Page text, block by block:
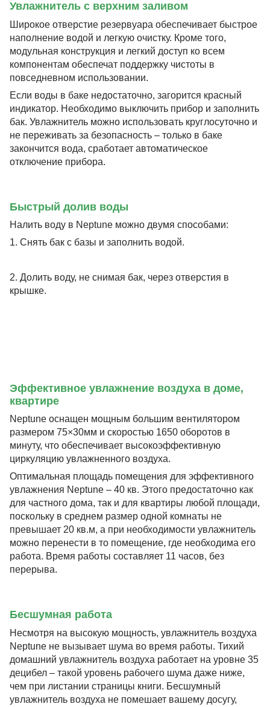
Увлажнитель с верхним заливом
Широкое отверстие резервуара обеспечивает быстрое
наполнение водой и легкую очистку. Кроме того,
модульная конструкция и легкий доступ ко всем
компонентам обеспечат поддержку чистоты в
повседневном использовании.
Если воды в баке недостаточно, загорится красный
индикатор. Необходимо выключить прибор и заполнить
бак. Увлажнитель можно использовать круглосуточно и
не переживать за безопасность – только в баке
закончится вода, сработает автоматическое
отключение прибора.
Быстрый долив воды
Налить воду в Neptune можно двумя способами:
1. Снять бак с базы и заполнить водой.
2. Долить воду, не снимая бак, через отверстия в
крышке.
Эффективное увлажнение воздуха в доме,
квартире
Neptune оснащен мощным большим вентилятором
размером 75×30мм и скоростью 1650 оборотов в
минуту, что обеспечивает высокоэффективную
циркуляцию увлажненного воздуха.
Оптимальная площадь помещения для эффективного
увлажнения Neptune – 40 кв. Этого предостаточно как
для частного дома, так и для квартиры любой площади,
поскольку в среднем размер одной комнаты не
превышает 20 кв.м, а при необходимости увлажнитель
можно перенести в то помещение, где необходима его
работа. Время работы составляет 11 часов, без
перерыва.
Бесшумная работа
Несмотря на высокую мощность, увлажнитель воздуха
Neptune не вызывает шума во время работы. Тихий
домашний увлажнитель воздуха работает на уровне 35
децибел – такой уровень рабочего шума даже ниже,
чем при листании страницы книги. Бесшумный
увлажнитель воздуха не помешает вашему досугу,